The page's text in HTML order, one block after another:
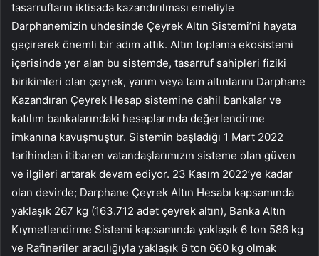
tasarrufların iktisada kazandırılması emeliyle
Darphanemizin uhdesinde Çeyrek Altın Sistemi’ni hayata
geçirerek önemli bir adım attık. Altın toplama ekosistemi
içerisinde yer alan bu sistemde, tasarruf sahipleri fiziki
birikimleri olan çeyrek, yarım veya tam altınlarını Darphane
Kazandıran Çeyrek Hesap sistemine dahil bankalar ve
katılım bankalarındaki hesaplarında değerlendirme
imkanına kavuşmuştur. Sistemin başladığı 1 Mart 2022
tarihinden itibaren vatandaşlarımızın sisteme olan güven
ve ilgileri artarak devam ediyor. 23 Kasım 2022’ye kadar
olan devirde; Darphane Çeyrek Altın Hesabı kapsamında
yaklaşık 267 kg (163.712 adet çeyrek altın), Banka Altın
Kıymetlendirme Sistemi kapsamında yaklaşık 6 ton 586 kg
ve Rafineriler aracılığıyla yaklaşık 6 ton 660 kg olmak